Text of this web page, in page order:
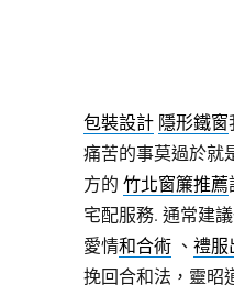
包裝設計 隱形鐵窗
痛苦的事莫過於就
方的 竹北窗簾推薦
宅配服務. 通常建
愛情和合術、 禮服
挽回合和法，靈昭